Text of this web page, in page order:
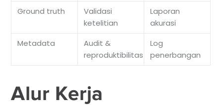
Ground truth
Validasi
ketelitian
Laporan
akurasi
Metadata
Audit &
reproduktibilitas
Log
penerbangan
Alur Kerja